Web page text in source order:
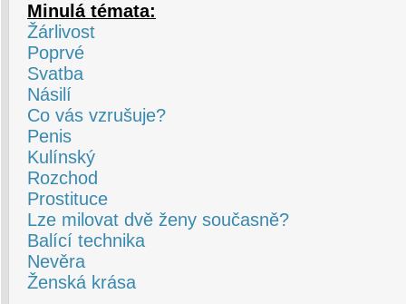
Minulá témata:
Žárlivost
Poprvé
Svatba
Násilí
Co vás vzrušuje?
Penis
Kulínský
Rozchod
Prostituce
Lze milovat dvě ženy současně?
Balící technika
Nevěra
Ženská krása